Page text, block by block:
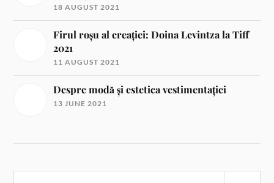
18 AUGUST 2021
Firul roșu al creației: Doina Levintza la Tiff
2021
11 AUGUST 2021
Despre modă și estetica vestimentației
13 JUNE 2021